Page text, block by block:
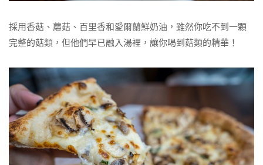
採用香菇、蘑菇、百里香和愛爾蘭鮮奶油，雖然你吃不到一顆
完整的菇類，但他們早已融入湯裡，讓你喝到菇類的精華！